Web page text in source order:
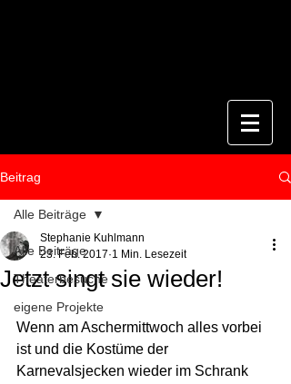
Beitrag
Alle Beiträge
Theaterbesuche
eigene Projekte
Alle Beiträge
Jetzt singt sie wieder!
Stephanie Kuhlmann
23. Feb. 2017 1 Min. Lesezeit
Wenn am Aschermittwoch alles vorbei
ist und die Kostüme der
Karnevalsjecken wieder im Schrank